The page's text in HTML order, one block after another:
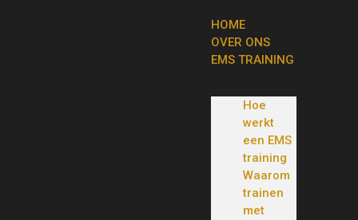
HOME
OVER ONS
EMS TRAINING
Hoe
werkt
een EMS
training
Waarom
trainen
met